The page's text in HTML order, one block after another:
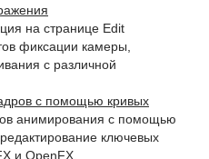
на странице Edit
фиксации камеры,
с различной
с помощью кривых
анимирования с помощью
ключевых
и OpenFX.